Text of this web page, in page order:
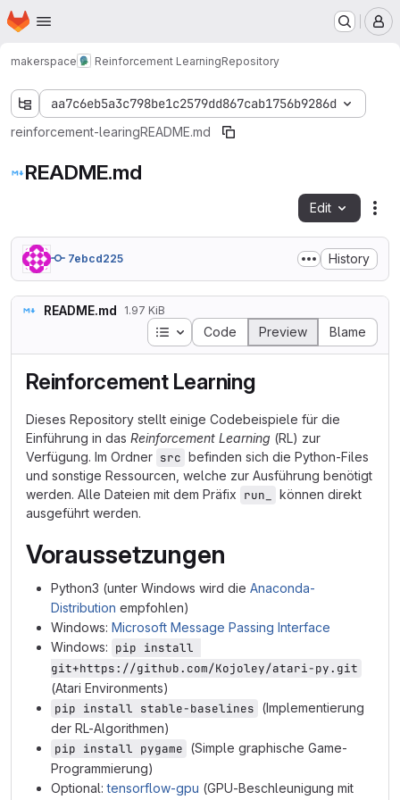
Skip to main content
Homepage
makerspace Reinforcement LearningRepository
aa7c6eb5a3c798be1c2579dd867cab1756b9286d
reinforcement-learingREADME.md
README.md
Edit
7ebcd225 History
README.md 1.97 KiB
Table of contents
Code Preview Blame
Reinforcement Learning
Dieses Repository stellt einige Codebeispiele für die
Einführung in das Reinforcement Learning (RL) zur
Verfügung. Im Ordner src befinden sich die Python-Files
und sonstige Ressourcen, welche zur Ausführung benötigt
werden. Alle Dateien mit dem Präfix run_
können direkt
ausgeführt werden.
Voraussetzungen
Python3 (unter Windows wird die Anaconda-
Distribution empfohlen)
Windows: Microsoft Message Passing Interface
Windows: pip install
git+https://github.com/Kojoley/atari-py.git
(Atari Environments)
pip install stable-baselines (Implementierung
der RL-Algorithmen)
pip install pygame (Simple graphische Game-
Programmierung)
Optional:tensorflow-gpu (GPU-Beschleunigung mit